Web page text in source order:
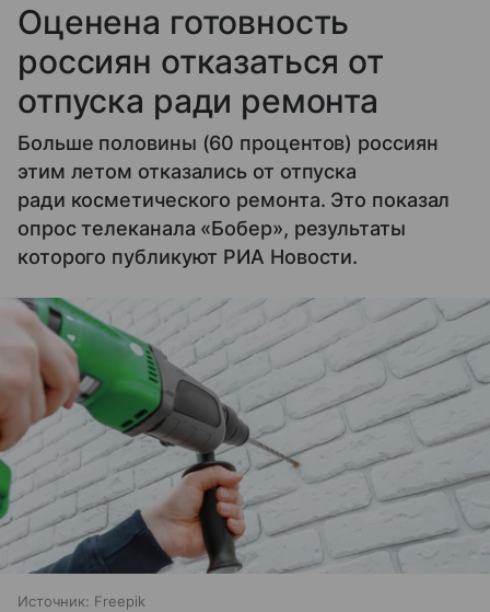
Оценена готовность
россиян отказаться от
отпуска ради ремонта
Больше половины (60 процентов) россиян
этим летом отказались от отпуска
ради косметического ремонта. Это показал
опрос телеканала «Бобер», результаты
которого публикуют РИА Новости.
Источник: Freepik